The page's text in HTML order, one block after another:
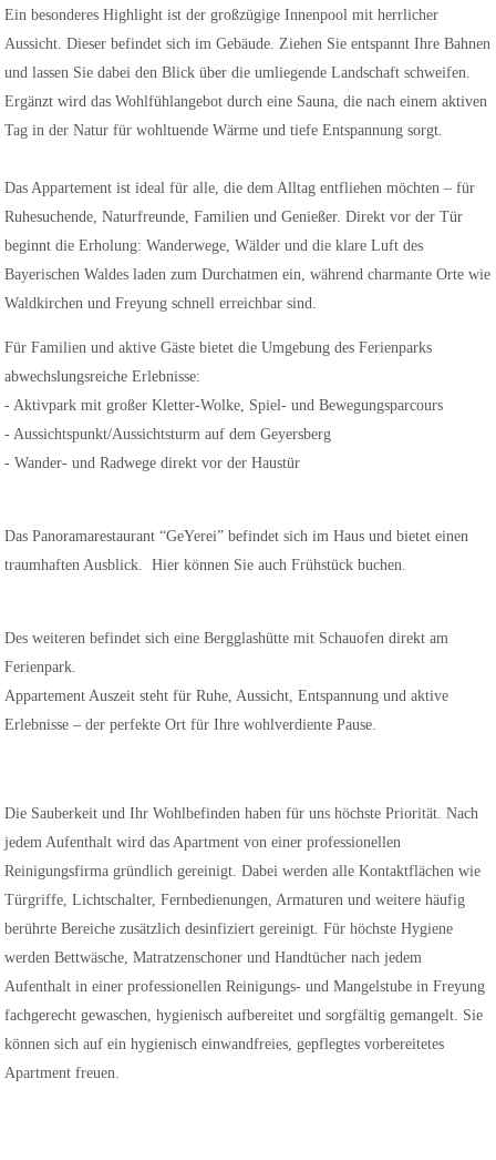
Ein besonderes Highlight ist der großzügige Innenpool mit herrlicher
Aussicht. Dieser befindet sich im Gebäude. Ziehen Sie entspannt Ihre Bahnen
und lassen Sie dabei den Blick über die umliegende Landschaft schweifen.
Ergänzt wird das Wohlfühlangebot durch eine Sauna, die nach einem aktiven
Tag in der Natur für wohltuende Wärme und tiefe Entspannung sorgt.
Das Appartement ist ideal für alle, die dem Alltag entfliehen möchten – für
Ruhesuchende, Naturfreunde, Familien und Genießer. Direkt vor der Tür
beginnt die Erholung: Wanderwege, Wälder und die klare Luft des
Bayerischen Waldes laden zum Durchatmen ein, während charmante Orte wie
Waldkirchen und Freyung schnell erreichbar sind.
Für Familien und aktive Gäste bietet die Umgebung des Ferienparks
abwechslungsreiche Erlebnisse:
- Aktivpark mit großer Kletter-Wolke, Spiel- und Bewegungsparcours
- Aussichtspunkt/Aussichtsturm auf dem Geyersberg
- Wander- und Radwege direkt vor der Haustür
Das Panoramarestaurant “GeYerei” befindet sich im Haus und bietet einen
traumhaften Ausblick. Hier können Sie auch Frühstück buchen.
Des weiteren befindet sich eine Bergglashütte mit Schauofen direkt am
Ferienpark.
Appartement Auszeit steht für Ruhe, Aussicht, Entspannung und aktive
Erlebnisse – der perfekte Ort für Ihre wohlverdiente Pause.
Die Sauberkeit und Ihr Wohlbefinden haben für uns höchste Priorität. Nach
jedem Aufenthalt wird das Apartment von einer professionellen
Reinigungsfirma gründlich gereinigt. Dabei werden alle Kontaktflächen wie
Türgriffe, Lichtschalter, Fernbedienungen, Armaturen und weitere häufig
berührte Bereiche zusätzlich desinfiziert gereinigt. Für höchste Hygiene
werden Bettwäsche, Matratzenschoner und Handtücher nach jedem
Aufenthalt in einer professionellen Reinigungs- und Mangelstube in Freyung
fachgerecht gewaschen, hygienisch aufbereitet und sorgfältig gemangelt. Sie
können sich auf ein hygienisch einwandfreies, gepflegtes vorbereitetes
Apartment freuen.